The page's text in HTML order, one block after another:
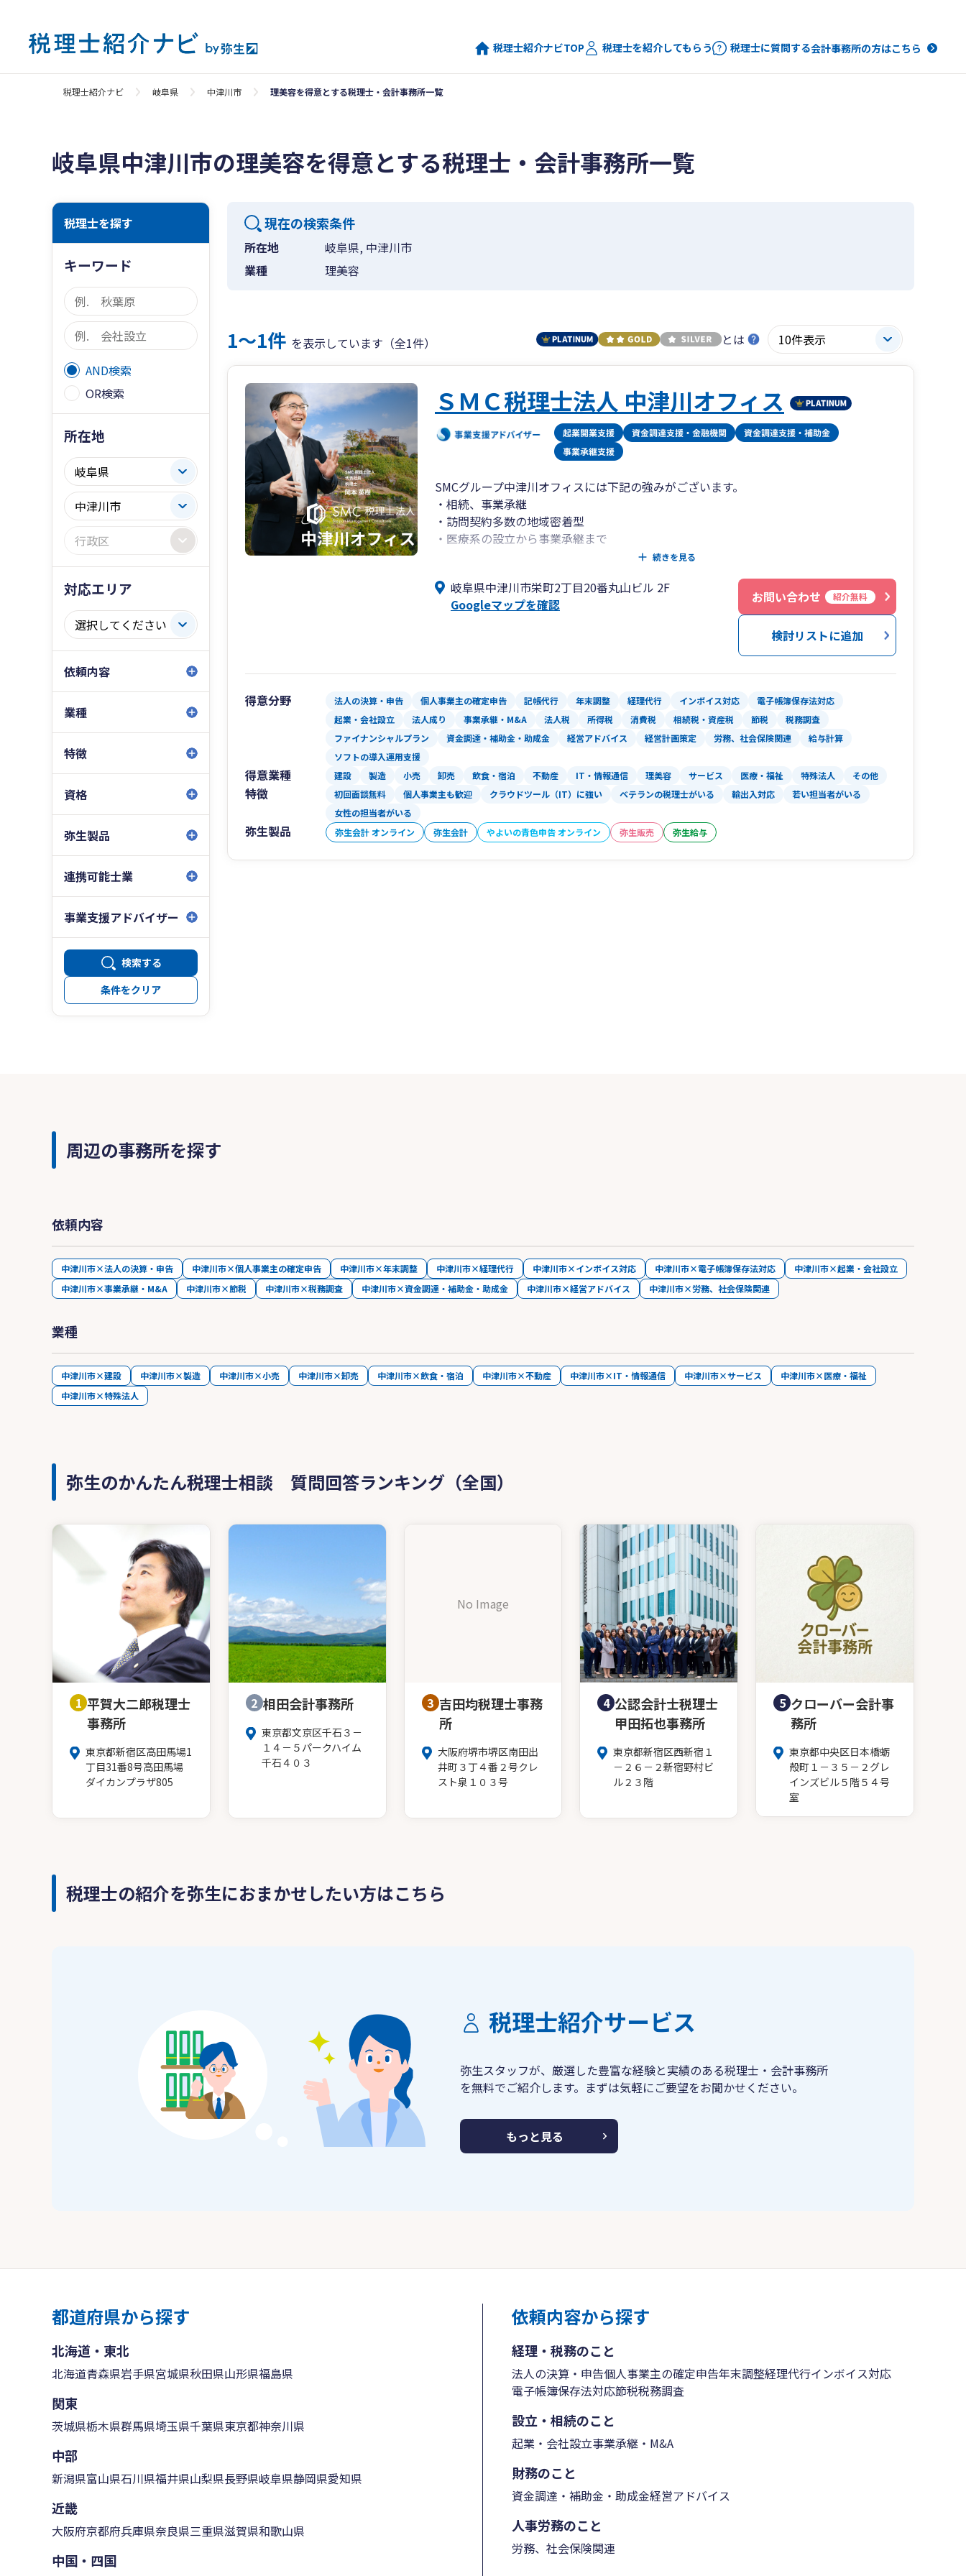
税理士紹介ナビTOP 税理士を紹介してもらう 税理士に質問する会計事務所の方はこちら
税理士紹介ナビ 岐阜県 中津川市 理美容を得意とする税理士・会計事務所一覧
岐阜県中津川市の理美容を得意とする税理士・会計事務所一覧
税理士を探す
キーワード
AND検索
OR検索
所在地
対応エリア
依頼内容
業種
特徴
資格
弥生製品
連携可能士業
事業支援アドバイザー
検索する
条件をクリア
現在の検索条件
所在地
岐阜県, 中津川市
業種
理美容
1〜1件 を表示しています（全1件） とは
ＳＭＣ税理士法人 中津川オフィス
SMCグループ中津川オフィスには下記の強みがございます。
・相続、事業承継
・訪問契約多数の地域密着型
・医療系の設立から事業承継まで
り扱いは岐阜県東濃地域でトップクラス（相談件数1000件以上、相続税申告300件以上、
組織再編20件以上）です。
中津川事務所では2007年の開設から岐阜県東濃エリアでの月次決算による正確な業績把
握とアドバイス、節税や対金融機関目線での決算対策・経営相談・中長期及び単年度経営
計画・モニタリング業務と徐々に取扱業務を増やしております。
続きを見る
岐阜県中津川市栄町2丁目20番丸山ビル 2F
Googleマップを確認
お問い合わせ 紹介無料
検討リストに追加
得意分野 法人の決算・申告 個人事業主の確定申告 記帳代行 年末調整 経理代行 インボイス対応
電子帳簿保存法対応
起業・会社設立
法人成り 事業承継・M&A 法人税 所得税 消費税 相続税・資産税 節税
税務調査
ファイナンシャルプラン
資金調達・補助金・助成金 経営アドバイス 経営計画策定 労務、社会保険関連
給与計算
ソフトの導入運用支援
得意業種 建設 製造 小売 卸売 飲食・宿泊 不動産 IT・情報通信 理美容 サービス 医療・福祉 特殊法人 その他
特徴 初回面談無料 個人事業主も歓迎 クラウドツール（IT）に強い ベテランの税理士がいる 輸出入対応
若い担当者がいる
女性の担当者がいる
弥生製品 弥生会計 オンライン 弥生会計 やよいの青色申告 オンライン 弥生販売 弥生給与
周辺の事務所を探す
依頼内容
中津川市×法人の決算・申告 中津川市×個人事業主の確定申告 中津川市×年末調整 中津川市×経理代行 中津川市×インボイス対応 中津川市×電子帳簿保存法対応
中津川市×起業・会社設立
中津川市×事業承継・M&A
中津川市×節税 中津川市×税務調査 中津川市×資金調達・補助金・助成金 中津川市×経営アドバイス 中津川市×労務、社会保険関連
業種
中津川市×建設 中津川市×製造 中津川市×小売 中津川市×卸売 中津川市×飲食・宿泊 中津川市×不動産 中津川市×IT・情報通信 中津川市×サービス
中津川市×医療・福祉
中津川市×特殊法人
弥生のかんたん税理士相談 質問回答ランキング（全国）
1 平賀大二郎税理士
事務所
東京都新宿区高田馬場1
丁目31番8号高田馬場
ダイカンプラザ805
2 相田会計事務所
東京都文京区千石３－
１４－５パークハイム
千石４０３
No Image
3 吉田均税理士事務
所
大阪府堺市堺区南田出
井町３丁４番２号クレ
スト泉１０３号
4 公認会計士税理士
甲田拓也事務所
東京都新宿区西新宿１
－２６－２新宿野村ビ
ル２３階
5 クローバー会計事
務所
東京都中央区日本橋蛎
殻町１－３５－２グレ
インズビル５階５４号
室
税理士の紹介を弥生におまかせしたい方はこちら
税理士紹介サービス
弥生スタッフが、厳選した豊富な経験と実績のある税理士・会計事務所
を無料でご紹介します。まずは気軽にご要望をお聞かせください。
もっと見る
都道府県から探す
北海道・東北
北海道青森県岩手県宮城県秋田県山形県福島県
関東
茨城県栃木県群馬県埼玉県千葉県東京都神奈川県
中部
新潟県富山県石川県福井県山梨県長野県岐阜県静岡県愛知県
近畿
大阪府京都府兵庫県奈良県三重県滋賀県和歌山県
中国・四国
依頼内容から探す
経理・税務のこと
法人の決算・申告個人事業主の確定申告年末調整経理代行インボイス対応
電子帳簿保存法対応節税税務調査
設立・相続のこと
起業・会社設立事業承継・M&A
財務のこと
資金調達・補助金・助成金経営アドバイス
人事労務のこと
労務、社会保険関連